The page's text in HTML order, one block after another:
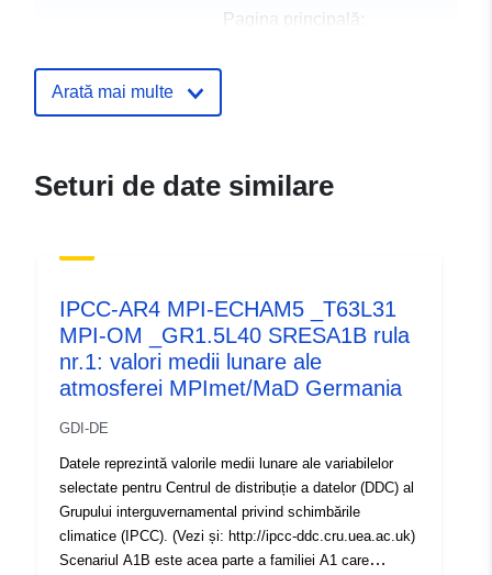
Pagina principală:
Pagina de
Limbi: English
contact:
Registru catalog: Adăugat la data.europa.eu:
December 2025
Spațial: Coordonate: [ [ 0, 90 ], [ 360,
90 ], [ 360, -90 ], [ 0, -90 ], [ 0,
90 ] ]
Arată mai multe
Seturi de date similare
IPCC-AR4 MPI-ECHAM5 _T63L31
MPI-OM _GR1.5L40 SRESA1B rula
nr.1: valori medii lunare ale
atmosferei MPImet/MaD Germania
GDI-DE
Datele reprezintă valorile medii lunare ale variabilelor
selectate pentru Centrul de distribuție a datelor (DDC) al
Grupului interguvernamental privind schimbările
climatice (IPCC). (Vezi și: http://ipcc-ddc.cru.uea.ac.uk)
Scenariul A1B este acea parte a familiei A1 care